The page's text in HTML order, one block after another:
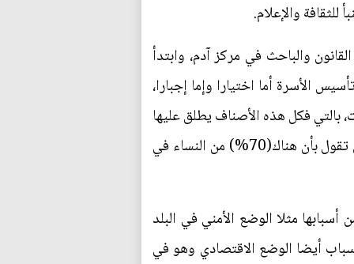
والإعلام.
والباحث في مركز آدم، وابتدأ
الأسرة أما اختيارا وإما إجبارا،
بالتي فكل هذه الأصناف يطلق عليها
مفهوم واحد وهو المرأة العازبة، هذه الشريحة وفي إحصائيات مبسطة من مثل إحصائيات المعهد الهولندي تقول بأن هناك(70%) من النساء في
مثلا الوضع الأمني في البلد
أيضا الوضع الاقتصادي وهو في